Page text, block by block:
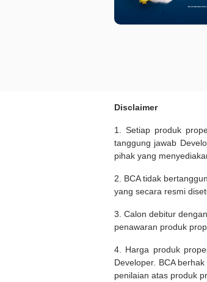
Disclaimer
1. Setiap produk
tanggung jawab
pihak yang
2. BCA tidak
yang secara resmi
3. Calon debitur
penawaran produk
4. Harga produk
Developer. BCA
penilaian atas produk